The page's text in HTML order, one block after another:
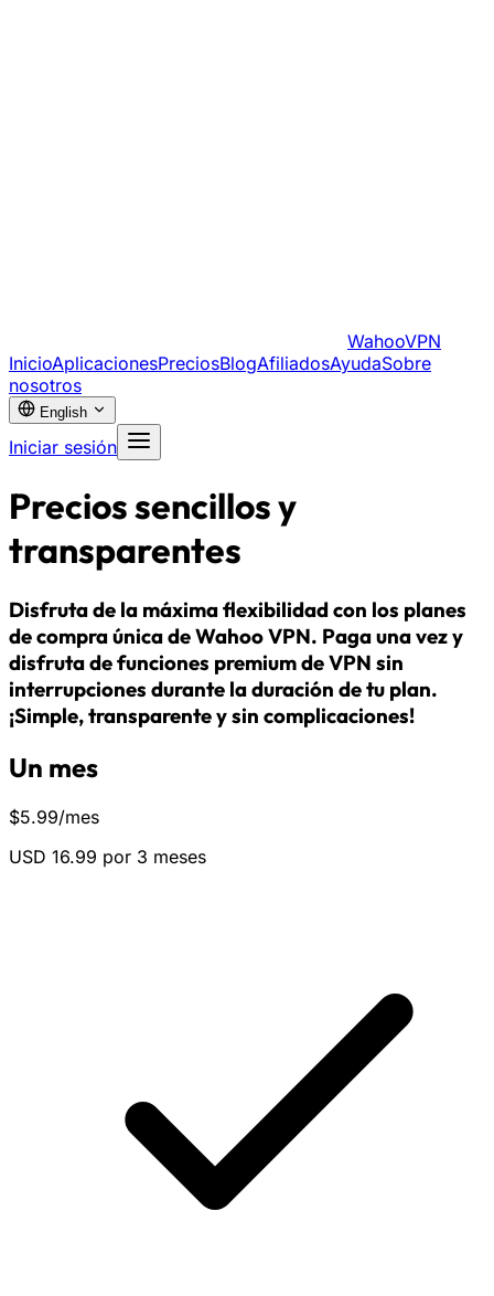
WahooVPN
InicioAplicacionesPreciosBlogAfiliadosAyudaSobre
nosotros
English
Iniciar sesión
Precios sencillos y
transparentes
Disfruta de la máxima flexibilidad con los planes
de compra única de Wahoo VPN. Paga una vez y
disfruta de funciones premium de VPN sin
interrupciones durante la duración de tu plan.
¡Simple, transparente y sin complicaciones!
Un mes
$5.99/mes
USD 16.99 por 3 meses